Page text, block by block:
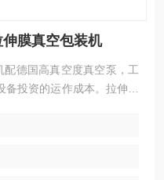
膜真空包装机
德国高真空度真空泵，工
投资的运作成本。拉伸膜